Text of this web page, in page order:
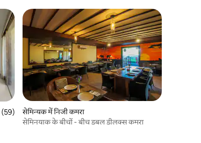
5 में से 4.61, 59 समीक्षाएँ
(59)
सेमिन्यक में निजी कमरा
सेमिनयाक के बीचों - बीच डबल डीलक्स कमरा